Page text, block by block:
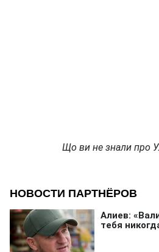
Що ви не знали про